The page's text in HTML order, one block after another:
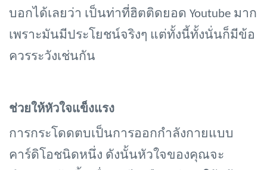
บอกได้เลยว่า เป็นท่าที่ฮิตติดยอด Youtube มาก
เพราะมันมีประโยชน์จริงๆ แต่ทั้งนี้ทั้งนั่นก็มีข้อ
ควรระวังเช่นกัน
ช่วยให้หัวใจแข็งแรง
การกระโดดตบเป็นการออกกำลังกายแบบ
คาร์ดิโอชนิดหนึ่ง ดังนั้นหัวใจของคุณจะ